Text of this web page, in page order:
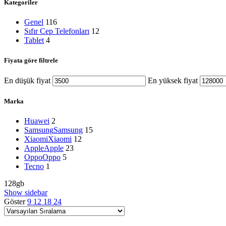
Kategoriler
Genel 116
Sıfır Cep Telefonları 12
Tablet 4
Fiyata göre filtrele
En düşük fiyat En yüksek fiyat
Marka
Huawei 2
SamsungSamsung 15
XiaomiXiaomi 12
AppleApple 23
OppoOppo 5
Tecno 1
128gb
Show sidebar
Göster9 12 18 24